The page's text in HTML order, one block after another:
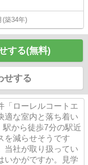
(築34年)
する(無料)
せする
「ローレルコートエ
適な室内と落ち着い
から徒歩7分の駅近
を減らせそうです
当社が取り扱ってい
いかがですか。見学